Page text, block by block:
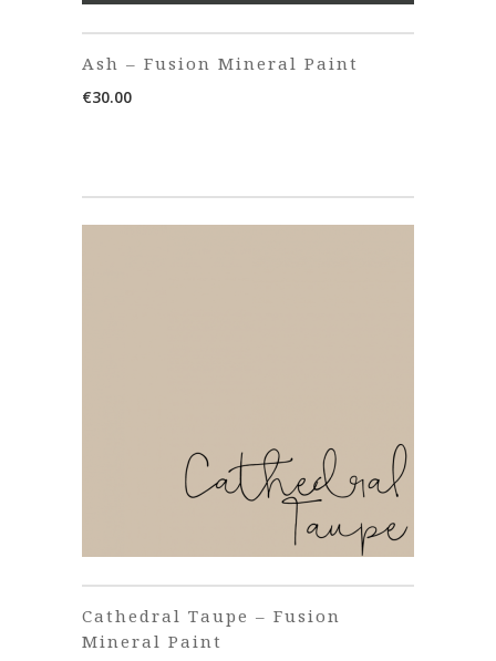
Ash – Fusion Mineral Paint
€30.00
Cathedral Taupe – Fusion
Mineral Paint